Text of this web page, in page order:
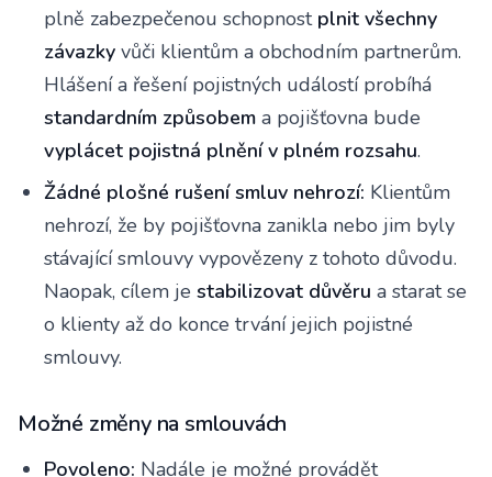
plně zabezpečenou schopnost plnit všechny
závazky vůči klientům a obchodním partnerům.
Hlášení a řešení pojistných událostí probíhá
standardním způsobem a pojišťovna bude
vyplácet pojistná plnění v plném rozsahu.
Žádné plošné rušení smluv nehrozí: Klientům
nehrozí, že by pojišťovna zanikla nebo jim byly
stávající smlouvy vypovězeny z tohoto důvodu.
Naopak, cílem je stabilizovat důvěru a starat se
o klienty až do konce trvání jejich pojistné
smlouvy.
Možné změny na smlouvách
Povoleno: Nadále je možné provádět